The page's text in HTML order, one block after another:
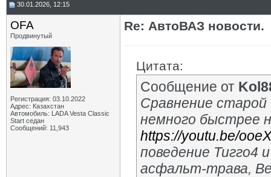
30.01.2026, 12:15
OFA
Продвинутый
Регистрация: 03.10.2022
Адрес: Казахстан
Автомобиль: LADA Vesta Classic
Start седан
Сообщений: 11,943
Re: АвтоВАЗ новости.
Цитата:
Сообщение от
Сравнение старой
немного быстрее
https://youtu.be/
поведение Тигго4
асфальт-трава,